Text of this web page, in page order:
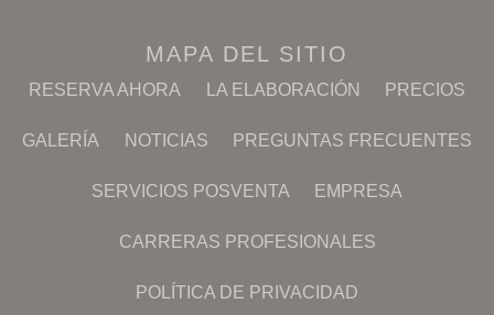
MAPA DEL SITIO
RESERVA AHORA LA ELABORACIÓN PRECIOS
GALERÍA NOTICIAS PREGUNTAS FRECUENTES
SERVICIOS POSVENTA EMPRESA
CARRERAS PROFESIONALES
POLÍTICA DE PRIVACIDAD